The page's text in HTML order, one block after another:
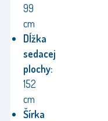
99
cm
Dĺžka
sedacej
plochy:
152
cm
Šírka